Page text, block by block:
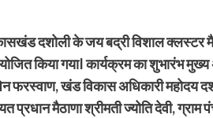
दशोली के जय बद्री विशाल क्लस्टर
किया गयाI कार्यक्रम का शुभारंभ मुख्य
फरस्वाण, खंड विकास अधिकारी महोदय
प्रधान मैठाणा श्रीमती ज्योति देवी,